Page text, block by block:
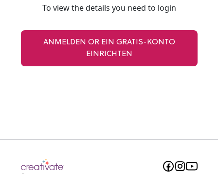
To view the details you need to login
ANMELDEN OR EIN GRATIS-KONTO
EINRICHTEN